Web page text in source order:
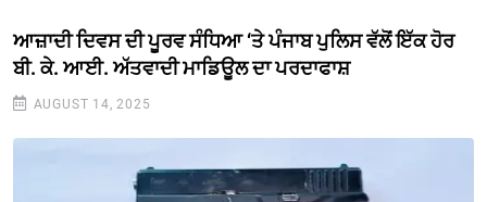
ਆਜ਼ਾਦੀ ਦਿਵਸ ਦੀ ਪੂਰਵ ਸੰਧਿਆ ‘ਤੇ ਪੰਜਾਬ ਪੁਲਿਸ ਵੱਲੋਂ ਇੱਕ ਹੋਰ
ਬੀ. ਕੇ. ਆਈ. ਅੱਤਵਾਦੀ ਮਾਡਿਊਲ ਦਾ ਪਰਦਾਫਾਸ਼
AUGUST 14, 2025